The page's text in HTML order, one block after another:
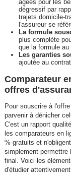
âgées pour les
dégressif par
trajets domicile-
l'assureur se
La formule
plus complète
que la formule au
Les garanties
ajoutée au
Comparateur
offres
Pour souscrire à
parvenir à dénicher
C'est un rapport
les comparateurs en
% gratuits et
simplement permettre
final. Voici les
d'étudier